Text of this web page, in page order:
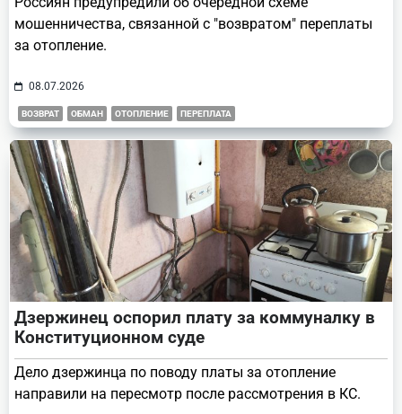
мошенничества, связанной с "возвратом" переплаты
за отопление.
08.07.2026
ВОЗВРАТ ОБМАН ОТОПЛЕНИЕ ПЕРЕПЛАТА
Дзержинец оспорил плату за коммуналку в
Конституционном суде
Дело дзержинца по поводу платы за отопление
направили на пересмотр после рассмотрения в КС.